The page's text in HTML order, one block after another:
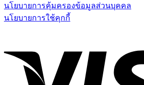
นโยบายการคุ้มครองข้อมูลส่วนบุคคล
นโยบายการใช้คุกกี้